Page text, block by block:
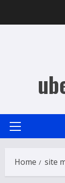
Primary
Home site